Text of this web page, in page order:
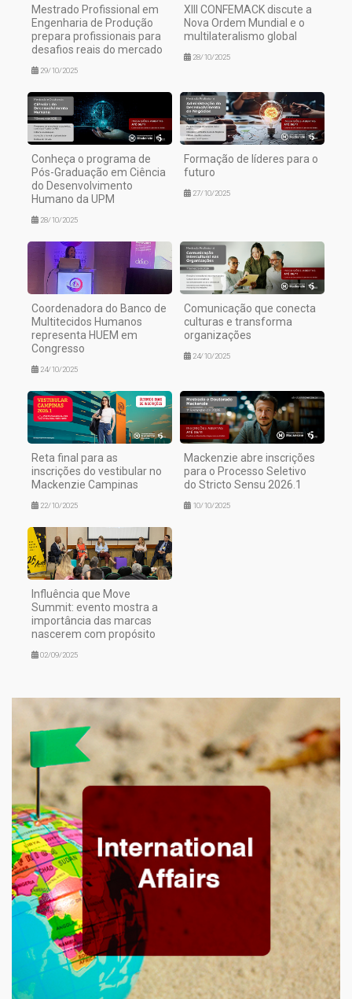
Mestrado Profissional em
Engenharia de Produção
prepara profissionais para
desafios reais do mercado
29/10/2025
XIII CONFEMACK discute a
Nova Ordem Mundial e o
multilateralismo global
28/10/2025
Conheça o programa de
Pós-Graduação em Ciência
do Desenvolvimento
Humano da UPM
28/10/2025
Formação de líderes para o
futuro
27/10/2025
Coordenadora do Banco de
Multitecidos Humanos
representa HUEM em
Congresso
24/10/2025
Comunicação que conecta
culturas e transforma
organizações
24/10/2025
Reta final para as
inscrições do vestibular no
Mackenzie Campinas
22/10/2025
Mackenzie abre inscrições
para o Processo Seletivo
do Stricto Sensu 2026.1
10/10/2025
Influência que Move
Summit: evento mostra a
importância das marcas
nascerem com propósito
02/09/2025